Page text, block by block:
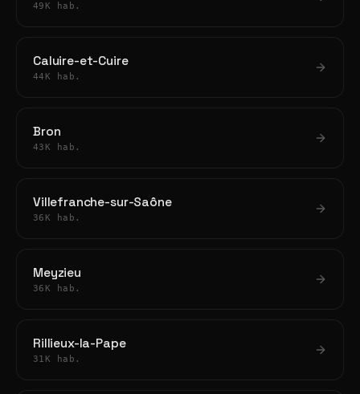
49K hab.
Caluire-et-Cuire
44K hab.
Bron
43K hab.
Villefranche-sur-Saône
36K hab.
Meyzieu
36K hab.
Rillieux-la-Pape
31K hab.